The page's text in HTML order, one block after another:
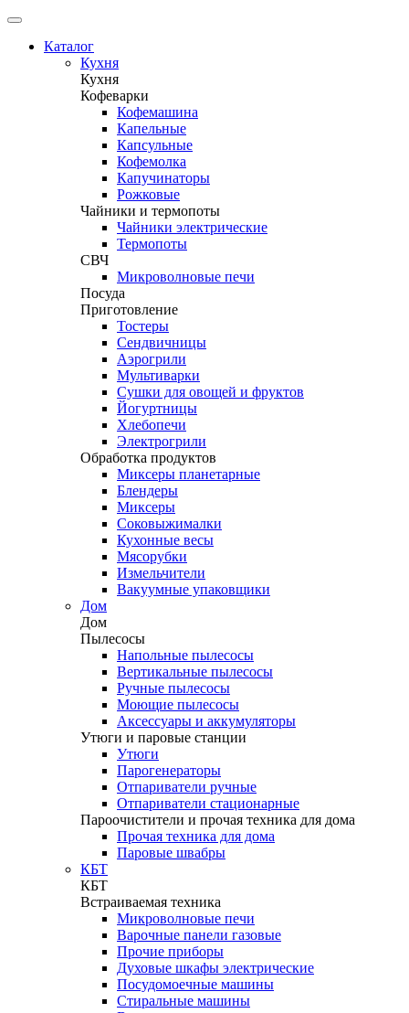
Каталог
Кухня
Кухня
Кофеварки
Кофемашина
Капельные
Капсульные
Кофемолка
Капучинаторы
Рожковые
Чайники и термопоты
Чайники электрические
Термопоты
СВЧ
Микроволновые печи
Посуда
Приготовление
Тостеры
Сендвичницы
Аэрогрили
Мультиварки
Сушки для овощей и фруктов
Йогуртницы
Хлебопечи
Электрогрили
Обработка продуктов
Миксеры планетарные
Блендеры
Миксеры
Соковыжималки
Кухонные весы
Мясорубки
Измельчители
Вакуумные упаковщики
Дом
Дом
Пылесосы
Напольные пылесосы
Вертикальные пылесосы
Ручные пылесосы
Моющие пылесосы
Аксессуары и аккумуляторы
Утюги и паровые станции
Утюги
Парогенераторы
Отпариватели ручные
Отпариватели стационарные
Пароочистители и прочая техника для дома
Прочая техника для дома
Паровые швабры
КБТ
КБТ
Встраиваемая техника
Микроволновые печи
Варочные панели газовые
Прочие приборы
Духовые шкафы электрические
Посудомоечные машины
Стиральные машины